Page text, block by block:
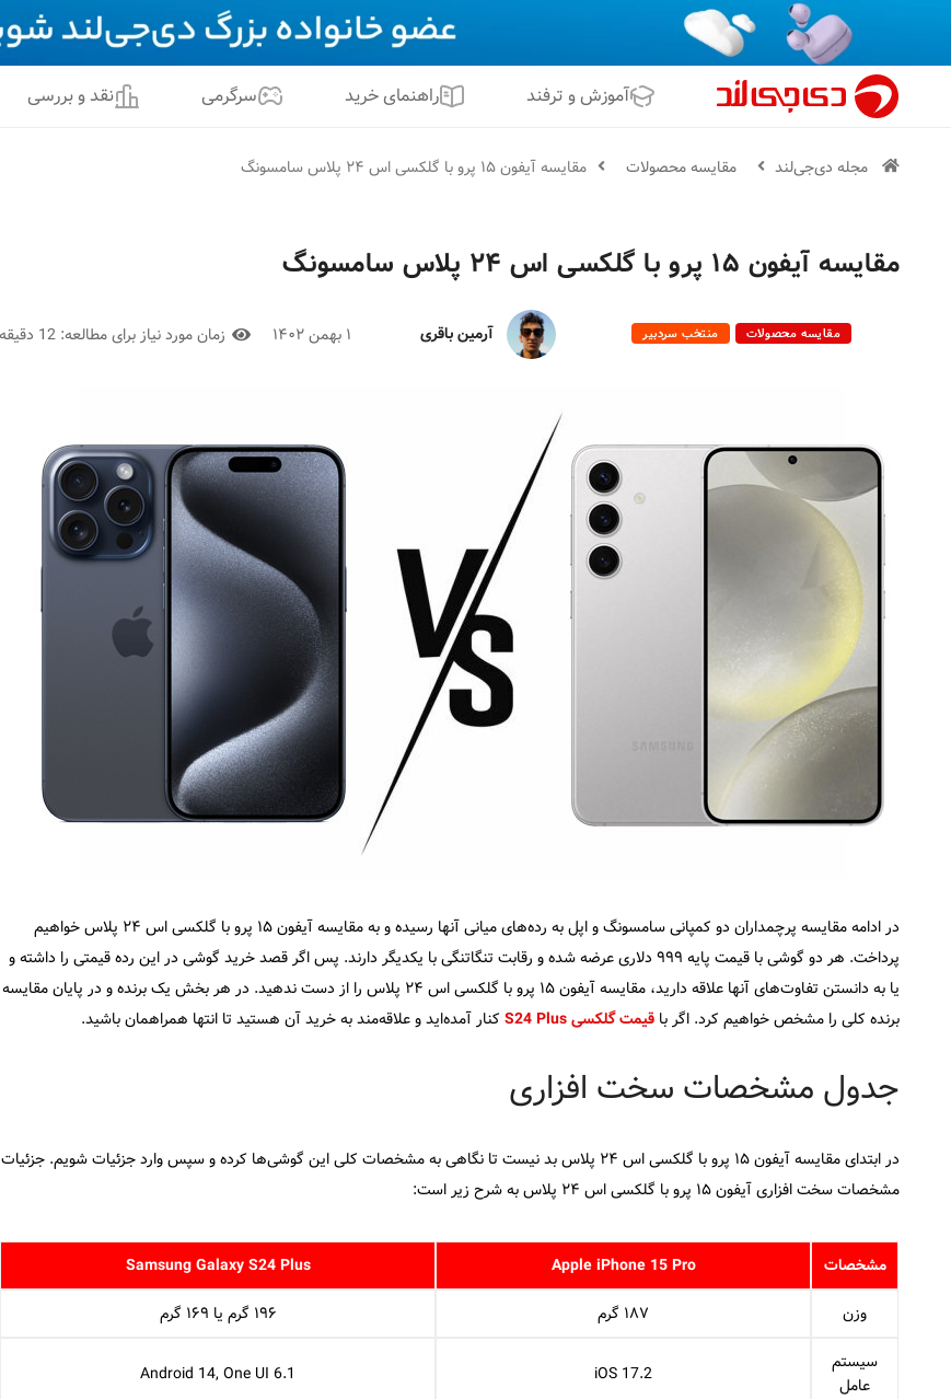
آموزش و ترفند راهنمای خرید سرگرمی نقد و بررسی
مجله دی‌جی‌لند مقایسه محصولات مقایسه آیفون ۱۵ پرو با گلکسی اس ۲۴ پلاس سامسونگ
مقایسه آیفون ۱۵ پرو با گلکسی اس ۲۴ پلاس سامسونگ
مقایسه محصولات منتخب سردبیر آرمین باقری ۱ بهمن ۱۴۰۲ زمان مورد نیاز برای مطالعه:12 دقیقه
در ادامه مقایسه پرچمداران دو کمپانی سامسونگ و اپل به رده‌های میانی آنها رسیده و به مقایسه آیفون ۱۵ پرو با گلکسی اس ۲۴ پلاس خواهیم
پرداخت. هر دو گوشی با قیمت پایه ۹۹۹ دلاری عرضه شده و رقابت تنگاتنگی با یکدیگر دارند. پس اگر قصد خرید گوشی در این رده قیمتی را داشته و
یا به دانستن تفاوت‌های آنها علاقه دارید، مقایسه آیفون ۱۵ پرو با گلکسی اس ۲۴ پلاس را از دست ندهید. در هر بخش یک برنده و در پایان مقایسه
برنده کلی را مشخص خواهیم کرد. اگر با قیمت گلکسی S24 Plus کنار آمده‌اید و علاقه‌مند به خرید آن هستید تا انتها همراهمان باشید.
جدول مشخصات سخت افزاری
در ابتدای مقایسه آیفون ۱۵ پرو با گلکسی اس ۲۴ پلاس بد نیست تا نگاهی به مشخصات کلی این گوشی‌ها کرده و سپس وارد جزئیات شویم. جزئیات
مشخصات سخت افزاری آیفون ۱۵ پرو با گلکسی اس ۲۴ پلاس به شرح زیر است:
مشخصات Apple iPhone 15 Pro
Samsung Galaxy S24 Plus
وزن
۱۸۷ گرم
۱۹۶ گرم یا ۱۶۹ گرم
سیستم
عامل
iOS 17.2
Android 14, One UI 6.1